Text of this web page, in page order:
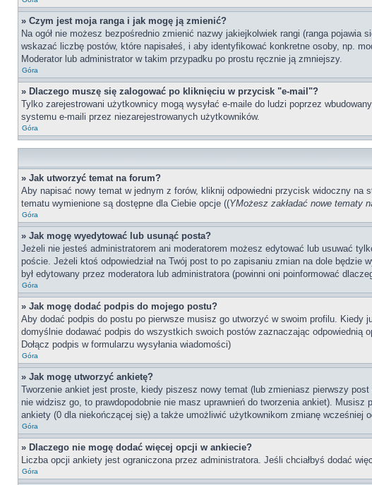
» Czym jest moja ranga i jak mogę ją zmienić?
Na ogół nie możesz bezpośrednio zmienić nazwy jakiejkolwiek rangi (ranga
wskazać liczbę postów, które napisałeś, i aby identyfikować konkretne osoby, np.
Moderator lub administrator w takim przypadku po prostu ręcznie ją zmniejszy.
Góra
» Dlaczego muszę się zalogować po kliknięciu w przycisk "e-mail"?
Tylko zarejestrowani użytkownicy mogą wysyłać e-maile do ludzi poprzez
systemu e-maili przez niezarejestrowanych użytkowników.
Góra
» Jak utworzyć temat na forum?
Aby napisać nowy temat w jednym z forów, kliknij odpowiedni przycisk widoczny
tematu wymienione są dostępne dla Ciebie opcje ((YMożesz zakładać nowe tematy
Góra
» Jak mogę wyedytować lub usunąć posta?
Jeżeli nie jesteś administratorem ani moderatorem możesz edytować lub usuwać
poście. Jeżeli ktoś odpowiedział na Twój post to po zapisaniu zmian na dole
był edytowany przez moderatora lub administratora (powinni oni poinformować
Góra
» Jak mogę dodać podpis do mojego postu?
Aby dodać podpis do postu po pierwsze musisz go utworzyć w swoim profilu. Kiedy
domyślnie dodawać podpis do wszystkich swoich postów zaznaczając
Dołącz podpis w formularzu wysyłania wiadomości)
Góra
» Jak mogę utworzyć ankietę?
Tworzenie ankiet jest proste, kiedy piszesz nowy temat (lub zmieniasz pierwszy
nie widzisz go, to prawdopodobnie nie masz uprawnień do tworzenia ankiet).
ankiety (0 dla niekończącej się) a także umożliwić użytkownikom zmianę wcześniej
Góra
» Dlaczego nie mogę dodać więcej opcji w ankiecie?
Liczba opcji ankiety jest ograniczona przez administratora. Jeśli chciałbyś dodać
Góra